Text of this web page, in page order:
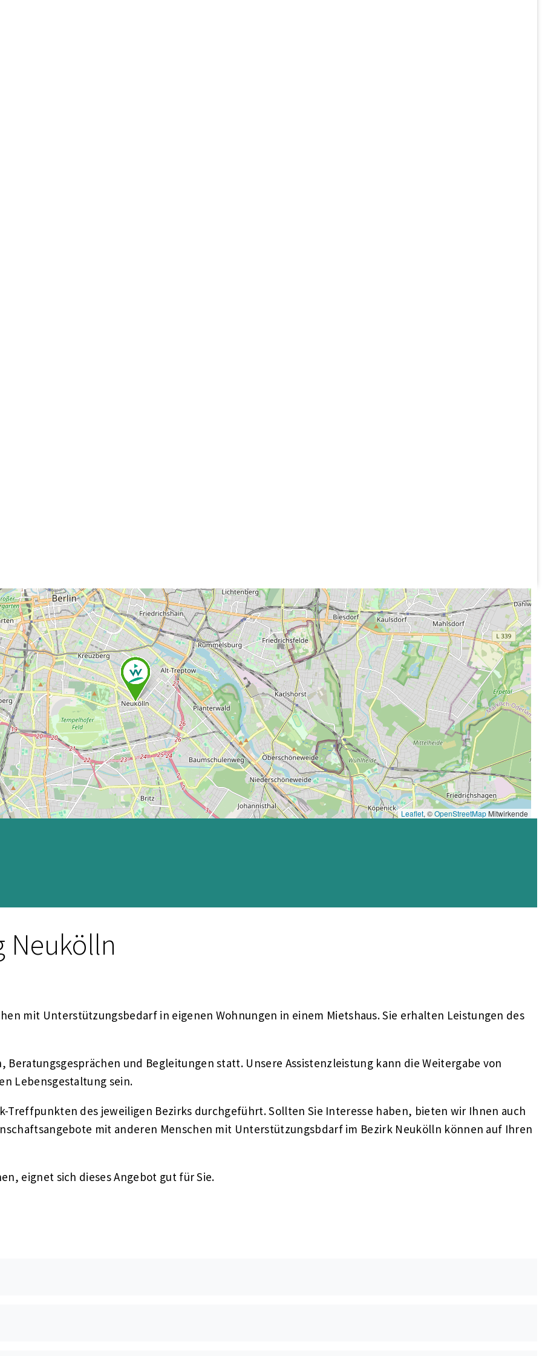
Leaflet, ©OpenStreetMap Mitwirkende
Neukölln
mit Unterstützungsbedarf in eigenen Wohnungen in einem Mietshaus. Sie erhalten Leistungen des
und Begleitungen statt. Unsere Assistenzleistung kann die Weitergabe von
Lebensgestaltung sein.
Treffpunkten des jeweiligen Bezirks durchgeführt. Sollten Sie Interesse haben, bieten wir Ihnen auch
mit anderen Menschen mit Unterstützungsbdarf im Bezirk Neukölln können auf Ihren
eignet sich dieses Angebot gut für Sie.